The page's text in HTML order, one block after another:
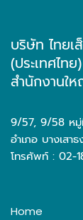
บริษัท ไทยเ
(ประเทศไท
สำนักงานใ
9/57, 9/58 หมู่
อำเภอ บางเส
โทรศัพท์ : 02-
Home